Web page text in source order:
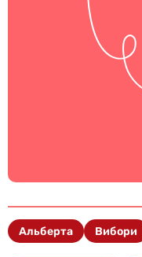
Альберта Вибори